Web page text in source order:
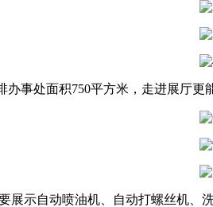
办事处面积750平方米，走进展厅更
展示自动喷油机、自动打螺丝机、